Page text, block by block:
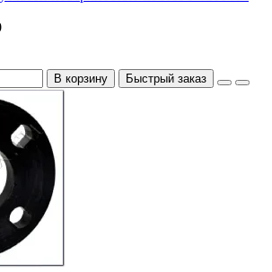
В корзину Быстрый заказ